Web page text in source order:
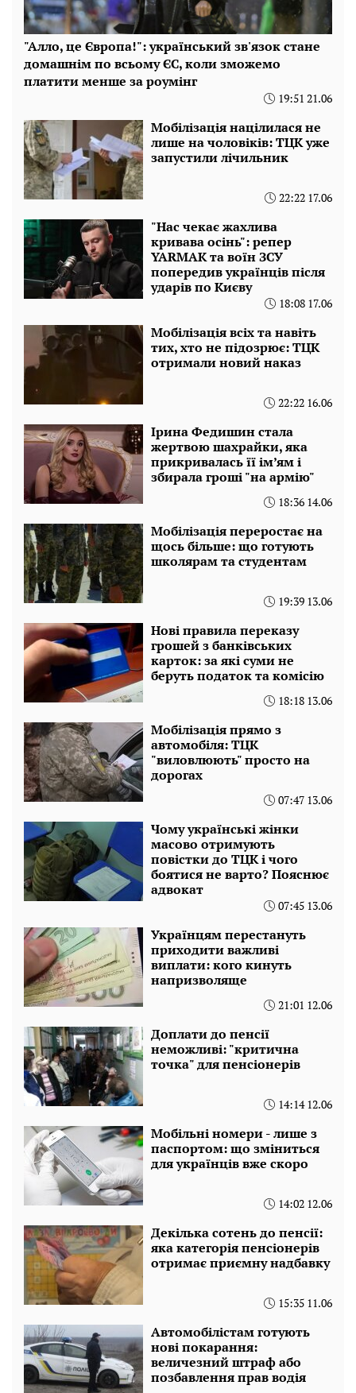
"Алло, це Європа!": український зв'язок стане
домашнім по всьому ЄС, коли зможемо
платити менше за роумінг
19:51 21.06
Мобілізація націлилася не
лише на чоловіків: ТЦК уже
запустили лічильник
22:22 17.06
"Нас чекає жахлива
кривава осінь": репер
YARMAK та воїн ЗСУ
попередив українців після
ударів по Києву
18:08 17.06
Мобілізація всіх та навіть
тих, хто не підозрює: ТЦК
отримали новий наказ
22:22 16.06
Ірина Федишин стала
жертвою шахрайки, яка
прикривалась її ім’ям і
збирала гроші "на армію"
18:36 14.06
Мобілізація переростає на
щось більше: що готують
школярам та студентам
19:39 13.06
Нові правила переказу
грошей з банківських
карток: за які суми не
беруть податок та комісію
18:18 13.06
Мобілізація прямо з
автомобіля: ТЦК
"виловлюють" просто на
дорогах
07:47 13.06
Чому українські жінки
масово отримують
повістки до ТЦК і чого
боятися не варто? Пояснює
адвокат
07:45 13.06
Українцям перестануть
приходити важливі
виплати: кого кинуть
напризволяще
21:01 12.06
Доплати до пенсії
неможливі: "критична
точка" для пенсіонерів
14:14 12.06
Мобільні номери - лише з
паспортом: що зміниться
для українців вже скоро
14:02 12.06
Декілька сотень до пенсії:
яка категорія пенсіонерів
отримає приємну надбавку
15:35 11.06
Автомобілістам готують
нові покарання:
величезний штраф або
позбавлення прав водія